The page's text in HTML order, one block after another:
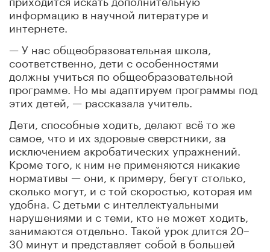
информацию в научной литературе и
интернете.
— У нас общеобразовательная школа,
соответственно, дети с особенностями
должны учиться по общеобразовательной
программе. Но мы адаптируем программы под
этих детей, — рассказала учитель.
Дети, способные ходить, делают всё то же
самое, что и их здоровые сверстники, за
исключением акробатических упражнений.
Кроме того, к ним не применяются никакие
нормативы — они, к примеру, бегут столько,
сколько могут, и с той скоростью, которая им
удобна. С детьми с интеллектуальными
нарушениями и с теми, кто не может ходить,
занимаются отдельно. Такой урок длится 20–
30 минут и представляет собой в большей